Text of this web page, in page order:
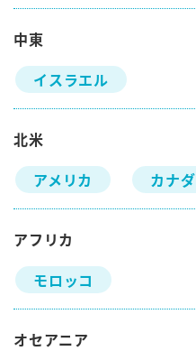
中東
イスラエル
北米
アメリカ
カナダ
アフリカ
モロッコ
オセアニア